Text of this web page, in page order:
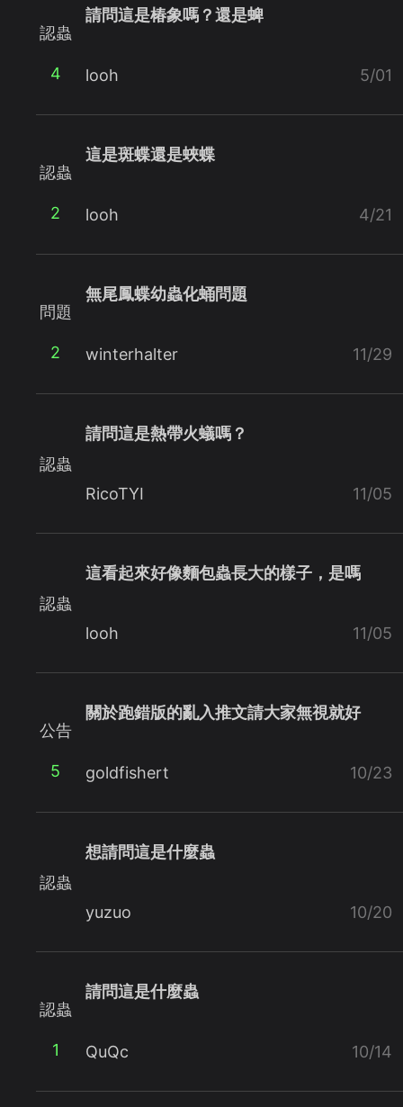
認蟲
4
請問這是椿象嗎？還是蜱
looh 5/01
認蟲
2
這是斑蝶還是蛺蝶
looh 4/21
問題
2
無尾鳳蝶幼蟲化蛹問題
winterhalter 11/29
認蟲
請問這是熱帶火蟻嗎？
RicoTYI 11/05
認蟲
這看起來好像麵包蟲長大的樣子，是嗎
looh 11/05
公告
5
關於跑錯版的亂入推文請大家無視就好
goldfishert 10/23
認蟲
想請問這是什麼蟲
yuzuo 10/20
認蟲
1
請問這是什麼蟲
QuQc 10/14